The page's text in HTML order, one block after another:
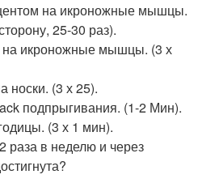
на икроножные мышцы.
25-30 раз).
на икроножные мышцы. (3 х
носки. (3 х 25).
подпрыгивания. (1-2 Мин).
(3 х 1 мин).
в неделю и через